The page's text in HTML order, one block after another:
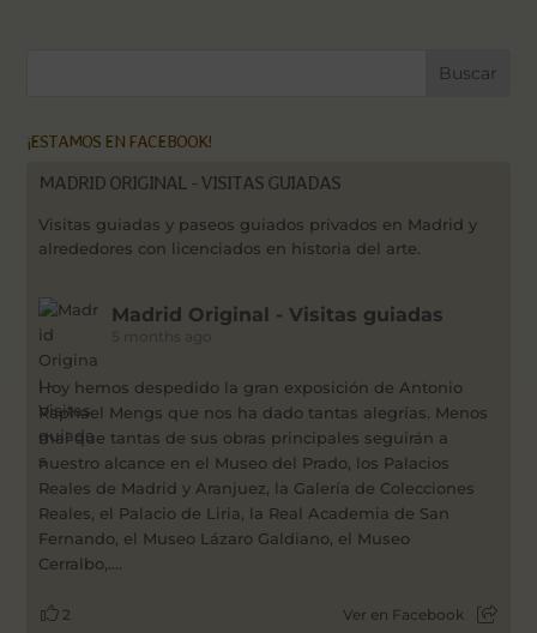
¡ESTAMOS EN FACEBOOK!
MADRID ORIGINAL - VISITAS GUIADAS
Visitas guiadas y paseos guiados privados en Madrid y
alrededores con licenciados en historia del arte.
Madrid Original - Visitas guiadas
Hoy hemos despedido la gran exposición de Antonio
Raphael Mengs que nos ha dado tantas alegrías. Menos
mal que tantas de sus obras principales seguirán a
nuestro alcance en el Museo del Prado, los Palacios
Reales de Madrid y Aranjuez, la Galería de Colecciones
Reales, el Palacio de Liria, la Real Academia de San
Fernando, el Museo Lázaro Galdiano, el Museo
Cerralbo,....
2 Ver en Facebook